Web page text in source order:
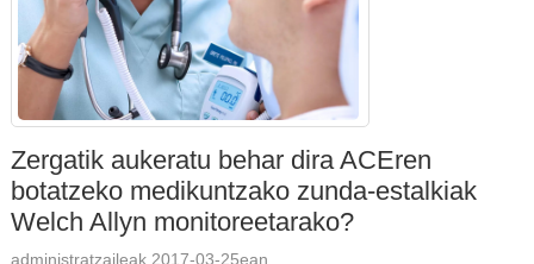
Zergatik aukeratu behar dira ACEren
botatzeko medikuntzako zunda-estalkiak
Welch Allyn monitoreetarako?
administratzaileak 2017-03-25ean